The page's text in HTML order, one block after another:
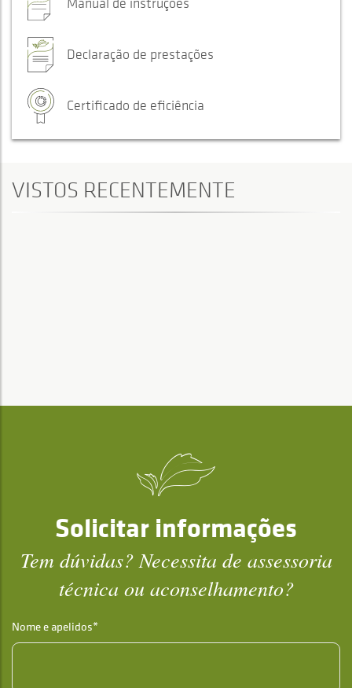
Declaração de prestações
Certificado de eficiência
VISTOS RECENTEMENTE
Solicitar informações
Tem dúvidas? Necessita de assessoria
técnica ou aconselhamento?
Nome e apelidos*